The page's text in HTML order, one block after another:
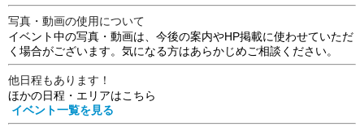
写真・動画の使用について
イベント中の写真・動画は、今後の案内やHP掲載に使わせていただ
く場合がございます。気になる方はあらかじめご相談ください。
他日程もあります！
ほかの日程・エリアはこちら
イベント一覧を見る